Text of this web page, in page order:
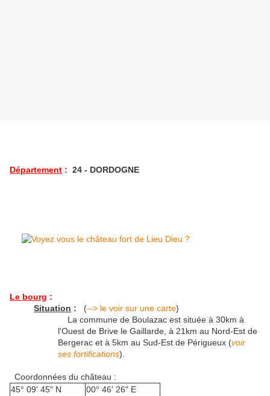
Département : 24 - DORDOGNE
Le bourg :
Situation : (--> le voir sur une carte)
La commune de Boulazac est située à 30km à
l'Ouest de Brive le Gaillarde, à 21km au Nord-Est de
Bergerac et à 5km au Sud-Est de Périgueux (voir
ses fortifications).
Coordonnées du château :
45° 09' 45" N
00° 46' 26" E